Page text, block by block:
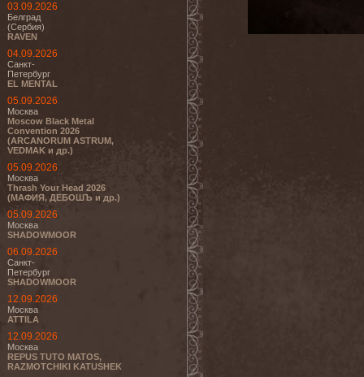
03.09.2026
Белград
(Сербия)
RAVEN
04.09.2026
Санкт-
Петербург
EL MENTAL
05.09.2026
Москва
Moscow Black Metal
Convention 2026
(ARCANORUM ASTRUM,
VEDMAK и др.)
05.09.2026
Москва
Thrash Your Head 2026
(МАФИЯ, ДЕБОШЪ и др.)
05.09.2026
Москва
SHADOWMOOR
06.09.2026
Санкт-
Петербург
SHADOWMOOR
12.09.2026
Москва
ATTILA
12.09.2026
Москва
REPUS TUTO MATOS,
RAZMOTCHIKI KATUSHEK